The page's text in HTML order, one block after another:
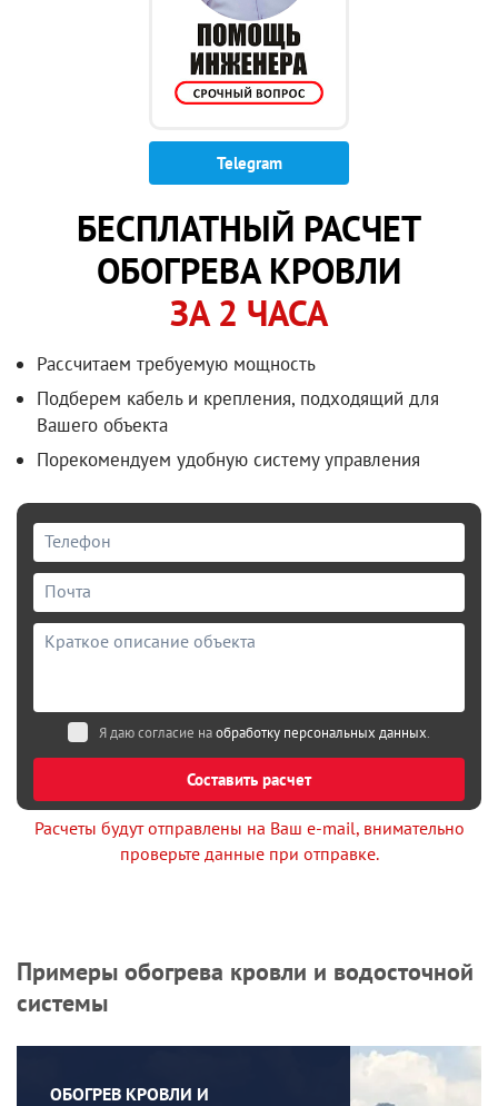
Telegram
БЕСПЛАТНЫЙ РАСЧЕТ
ОБОГРЕВА КРОВЛИ
ЗА 2 ЧАСА
Рассчитаем требуемую мощность
Подберем кабель и крепления, подходящий для
Вашего объекта
Порекомендуем удобную систему управления
Составить расчет
Я даю согласие наобработку персональных данных.
Расчеты будут отправлены на Ваш e-mail, внимательно
проверьте данные при отправке.
Примеры обогрева кровли и водосточной
системы
ОБОГРЕВ КРОВЛИ И